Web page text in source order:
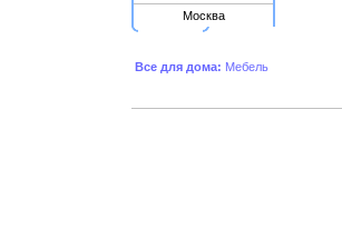
Москва
Все для дома: Мебель